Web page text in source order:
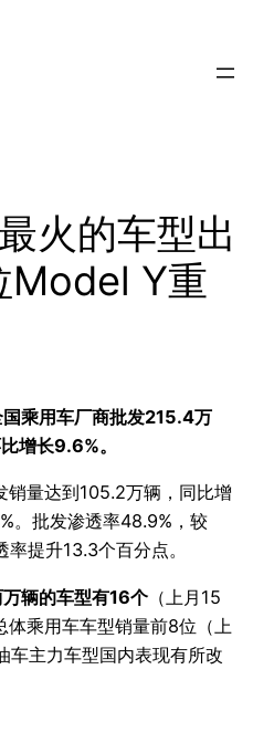
火的车型出
Model Y重
乘用车厂商批发215.4万
增长9.6%。
销量达到105.2万辆，同比增
。批发渗透率48.9%，较
提升13.3个百分点。
辆的车型有16个 （上月15
体乘用车车型销量前8位（上
车主力车型国内表现有所改